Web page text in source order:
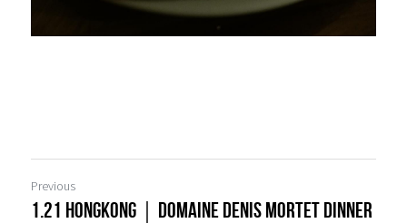
Previous
1.21 Hongkong｜Domaine Denis Mortet Dinner